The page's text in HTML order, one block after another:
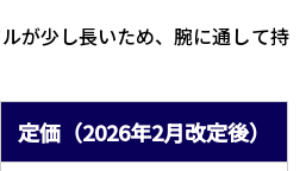
が少し長いため、腕に通して持
定価（2026年2月改定後）